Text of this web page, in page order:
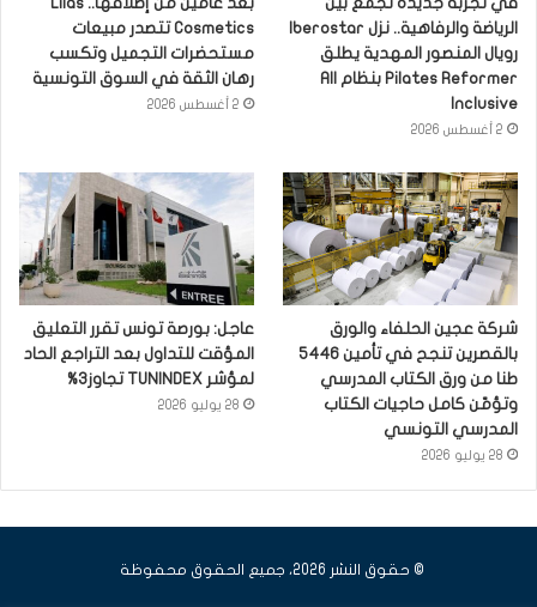
رويال المنصور المهدية يطلق
Pilates Reformer بنظام All
Inclusive
2 أغسطس 2026
Cosmetics تتصدر مبيعات
مستحضرات التجميل وتكسب
رهان الثقة في السوق التونسية
2 أغسطس 2026
شركة عجين الحلفاء والورق
بالقصرين تنجح في تأمين 5446
طنا من ورق الكتاب المدرسي
وتؤمّن كامل حاجيات الكتاب
المدرسي التونسي
28 يوليو 2026
عاجل: بورصة تونس تقرر التعليق
المؤقت للتداول بعد التراجع الحاد
لمؤشر TUNINDEX تجاوز3%
28 يوليو 2026
© حقوق النشر 2026، جميع الحقوق محفوظة